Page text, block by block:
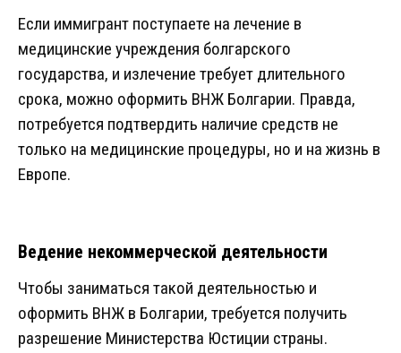
Если иммигрант поступаете на лечение в
медицинские учреждения болгарского
государства, и излечение требует длительного
срока, можно оформить ВНЖ Болгарии. Правда,
потребуется подтвердить наличие средств не
только на медицинские процедуры, но и на жизнь в
Европе.
Ведение некоммерческой деятельности
Чтобы заниматься такой деятельностью и
оформить ВНЖ в Болгарии, требуется получить
разрешение Министерства Юстиции страны.